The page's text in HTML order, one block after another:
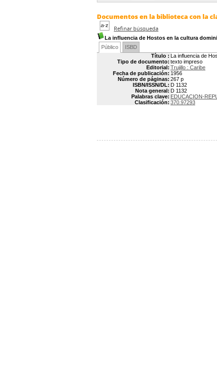
Documentos en la biblioteca con la
Refinar búsqueda
La influencia de Hostos en la cultura
Público
ISBD
Título : La influencia de
Tipo de documento: texto impreso
Editorial: Trujillo : Caribe
Fecha de publicación: 1956
Número de páginas: 267 p
ISBN/ISSN/DL: D 1132
Nota general: D 1132
Palabras clave: EDUCACION-
Clasificación: 370.97293